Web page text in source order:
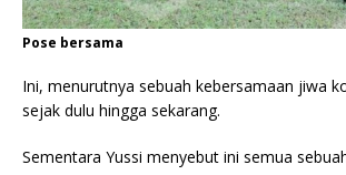
Pose bersama
Ini, menurutnya sebuah kebersamaan jiwa
sejak dulu hingga sekarang.
Sementara Yussi menyebut ini semua